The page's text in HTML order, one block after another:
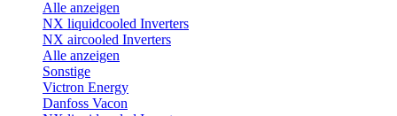
Alle anzeigen
NX liquidcooled Inverters
NX aircooled Inverters
Alle anzeigen
Sonstige
Victron Energy
Danfoss Vacon